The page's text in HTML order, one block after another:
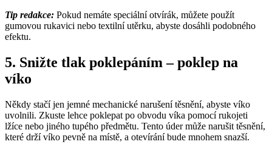
Tip redakce: Pokud nemáte speciální otvírák, můžete použít
gumovou rukavici nebo textilní utěrku, abyste dosáhli podobného
efektu.
5. Snižte tlak poklepáním – poklep na
víko
Někdy stačí jen jemné mechanické narušení těsnění, abyste víko
uvolnili. Zkuste lehce poklepat po obvodu víka pomocí rukojeti
lžíce nebo jiného tupého předmětu. Tento úder může narušit těsnění,
které drží víko pevně na místě, a otevírání bude mnohem snazší.